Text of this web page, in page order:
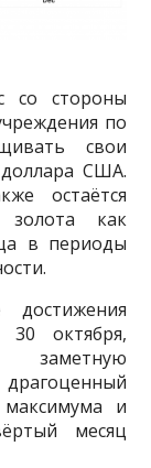
со стороны
по
свои
США.
остаётся
как
в периоды
30 октября,
заметную
максимума и
месяц